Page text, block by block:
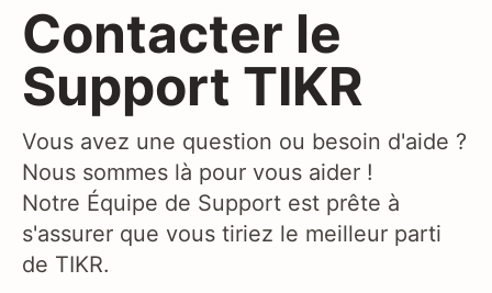
Contacter le
Support TIKR
Vous avez une question ou besoin d'aide ?
Nous sommes là pour vous aider !
Notre Équipe de Support est prête à
s'assurer que vous tiriez le meilleur parti
de TIKR.